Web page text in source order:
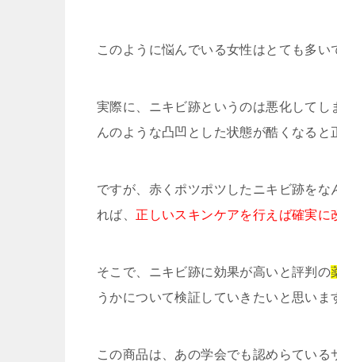
このように悩んでいる女性はとても多い
実際に、ニキビ跡というのは悪化して
んのような凸凹とした状態が酷くなると
ですが、赤くポツポツしたニキビ跡を
れば、 正しいスキンケアを行えば確実に
そこで、ニキビ跡に効果が高いと評判の
うかについて検証していきたいと思いま
この商品は、あの学会でも認めらてい